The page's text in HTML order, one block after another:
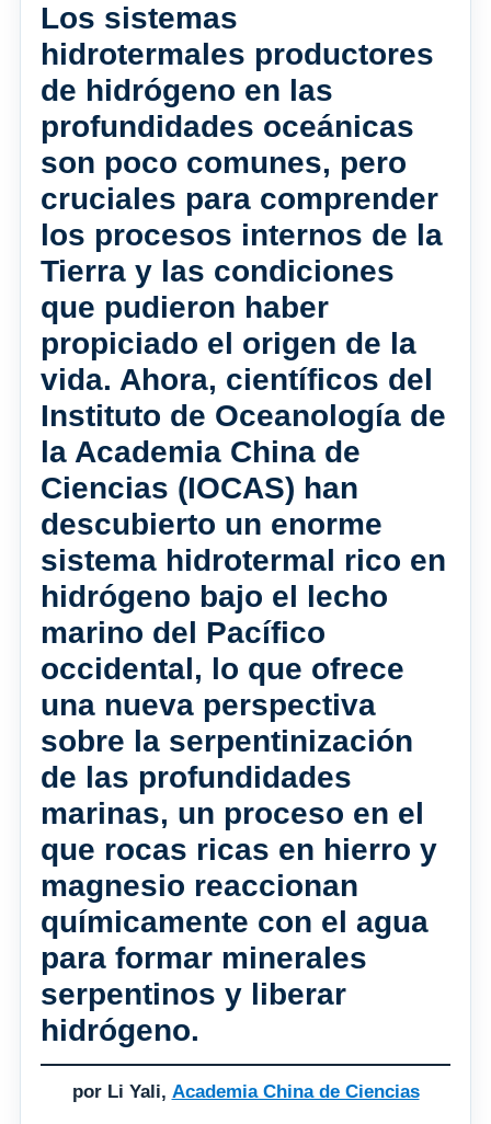
Los sistemas
hidrotermales productores
de hidrógeno en las
profundidades oceánicas
son poco comunes, pero
cruciales para comprender
los procesos internos de la
Tierra y las condiciones
que pudieron haber
propiciado el origen de la
vida. Ahora, científicos del
Instituto de Oceanología de
la Academia China de
Ciencias (IOCAS) han
descubierto un enorme
sistema hidrotermal rico en
hidrógeno bajo el lecho
marino del Pacífico
occidental, lo que ofrece
una nueva perspectiva
sobre la serpentinización
de las profundidades
marinas, un proceso en el
que rocas ricas en hierro y
magnesio reaccionan
químicamente con el agua
para formar minerales
serpentinos y liberar
hidrógeno.
por Li Yali, Academia China de Ciencias